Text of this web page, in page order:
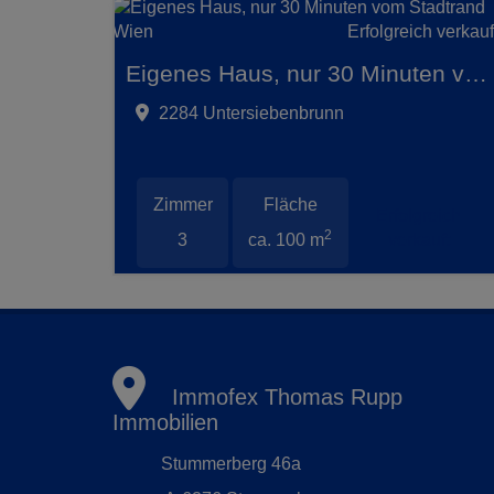
Erfolgreich
Eigenes Haus, nur 30 Minuten vom Stadtrand Wien
2284 Untersiebenbrunn
Zimmer
3
Fläche
ca. 100 m2
Immofex Thomas Rupp
Immobilien
Stummerberg 46a